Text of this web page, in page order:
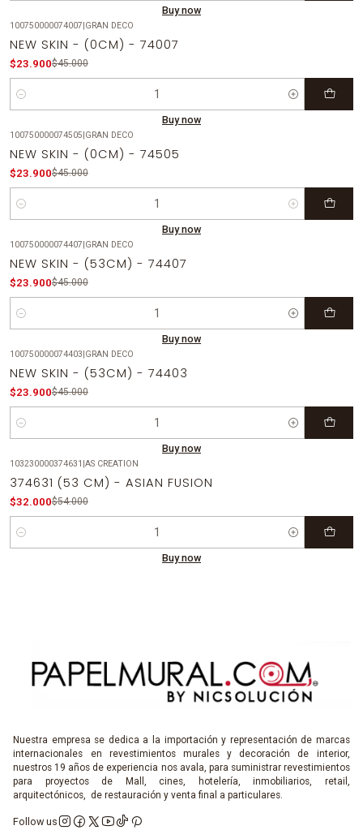
Buy now
100750000074007 GRAN DECO
NEW SKIN - (0CM) - 74007
$23.900$45.000
Quantity
Buy now
100750000074505 GRAN DECO
NEW SKIN - (0CM) - 74505
$23.900$45.000
Quantity
Buy now
100750000074407 GRAN DECO
NEW SKIN - (53CM) - 74407
$23.900$45.000
Quantity
Buy now
100750000074403 GRAN DECO
NEW SKIN - (53CM) - 74403
$23.900$45.000
Quantity
Buy now
-41% OFF
103230000374631 AS CREATION
374631 (53 CM) - ASIAN FUSION
$32.000$54.000
Quantity
Buy now
Nuestra empresa se dedica a la importación y representación de marcas
internacionales en revestimientos murales y decoración de interior,
nuestros 19 años de experiencia nos avala, para suministrar revestimientos
para proyectos de Mall, cines, hotelería, inmobiliarios, retail,
arquitectónicos, de restauración y venta final a particulares.
Follow us